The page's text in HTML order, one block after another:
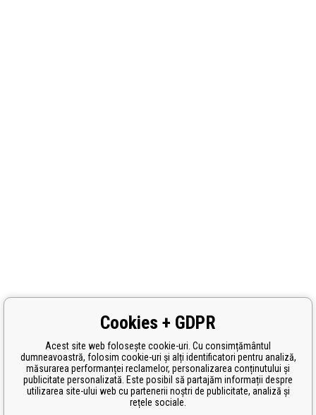
Cookies + GDPR
Acest site web folosește cookie-uri. Cu consimțământul
dumneavoastră, folosim cookie-uri și alți identificatori pentru analiză,
măsurarea performanței reclamelor, personalizarea conținutului și
publicitate personalizată. Este posibil să partajăm informații despre
utilizarea site-ului web cu partenerii noștri de publicitate, analiză și
rețele sociale.